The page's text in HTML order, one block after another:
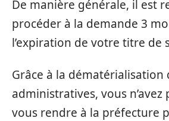
De manière générale, il est
procéder à la demande 3
l’expiration de votre titre de
Grâce à la dématérialisation
administratives, vous n’avez
vous rendre à la préfecture